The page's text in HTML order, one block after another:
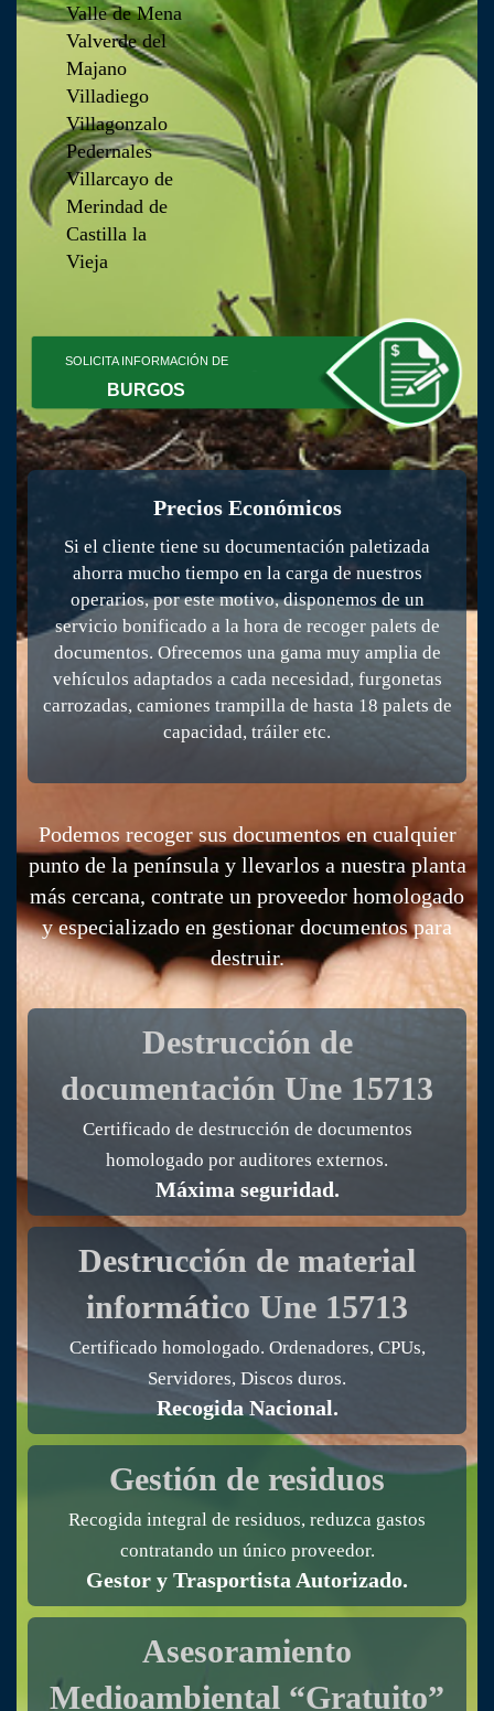
Valle de Mena
Valverde del
Majano
Villadiego
Villagonzalo
Pedernales
Villarcayo de
Merindad de
Castilla la
Vieja
SOLICITA INFORMACIÓN DE
BURGOS
Precios Económicos
Si el cliente tiene su documentación paletizada
ahorra mucho tiempo en la carga de nuestros
operarios, por este motivo, disponemos de un
servicio bonificado a la hora de recoger palets de
documentos. Ofrecemos una gama muy amplia de
vehículos adaptados a cada necesidad, furgonetas
carrozadas, camiones trampilla de hasta 18 palets de
capacidad, tráiler etc.
Podemos recoger sus documentos en cualquier
punto de la península y llevarlos a nuestra planta
más cercana, contrate un proveedor homologado
y especializado en gestionar documentos para
destruir.
Actuamos en toda la Península
Destrucción de
documentación Une 15713
Certificado de destrucción de documentos
homologado por auditores externos.
Máxima seguridad.
Destrucción de material
informático Une 15713
Certificado homologado. Ordenadores, CPUs,
Servidores, Discos duros.
Recogida Nacional.
Gestión de residuos
Recogida integral de residuos, reduzca gastos
contratando un único proveedor.
Gestor y Trasportista Autorizado.
Asesoramiento
Medioambiental “Gratuito”